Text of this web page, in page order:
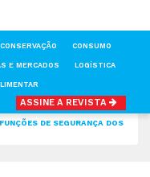
CONSERVAÇÃO CONSUMO
E MERCADOS LOGÍSTICA
ASSINE A REVISTA
DE SEGURANÇA DOS